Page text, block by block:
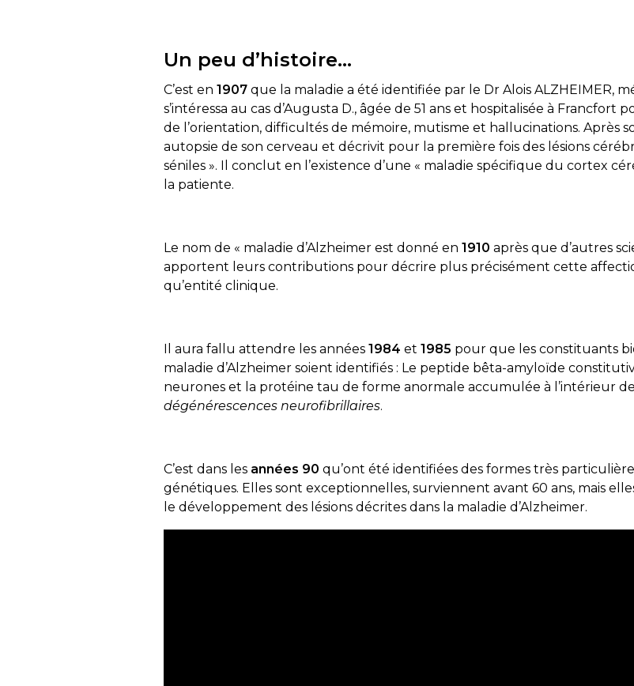
Un peu d’histoire…
C’est en 1907 que la maladie a été identifiée par le Dr Alois ALZHEIMER,
s’intéressa au cas d’Augusta D., âgée de 51 ans et hospitalisée à
de l’orientation, difficultés de mémoire, mutisme et hallucinations. Après
autopsie de son cerveau et décrivit pour la première fois des lésions
séniles ». Il conclut en l’existence d’une « maladie spécifique du cortex
la patiente.
Le nom de « maladie d’Alzheimer est donné en 1910 après que d’autres
apportent leurs contributions pour décrire plus précisément cette
qu’entité clinique.
Il aura fallu attendre les années 1984 et 1985 pour que les constituants
maladie d’Alzheimer soient identifiés : Le peptide bêta-amyloïde
neurones et la protéine tau de forme anormale accumulée à l’intérieur
dégénérescences neurofibrillaires.
C’est dans les années 90 qu’ont été identifiées des formes très
génétiques. Elles sont exceptionnelles, surviennent avant 60 ans, mais
le développement des lésions décrites dans la maladie d’Alzheimer.